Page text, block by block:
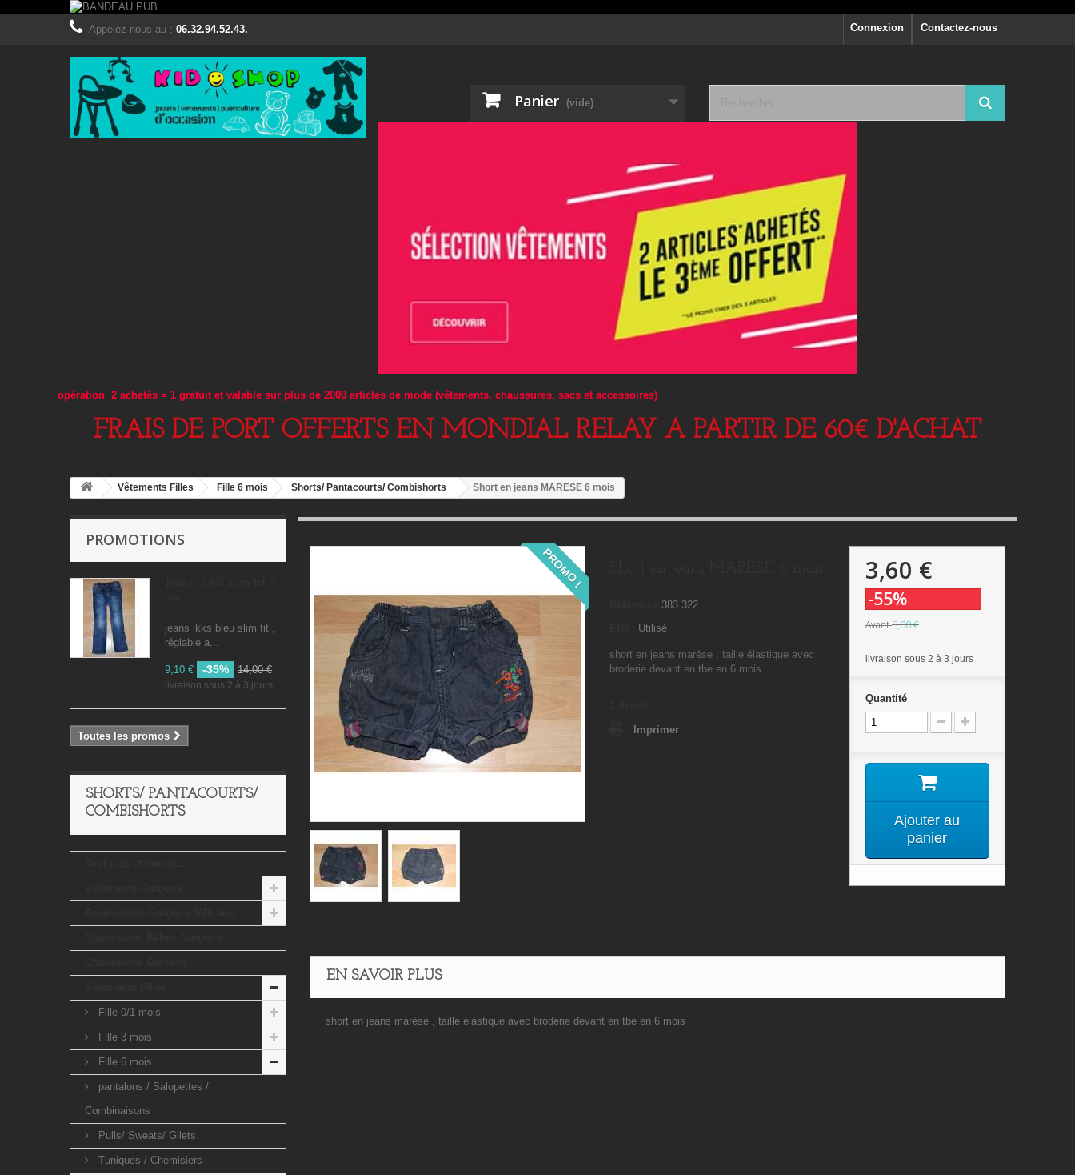
Contactez-nous
Appelez-nous au : 06.32.94.52.43. Connexion
Panier (vide)
opération 2 achetés = 1 gratuit et valable sur plus de 2000 articles de mode (vêtements, chaussures, sacs et accessoires)
FRAIS DE PORT OFFERTS EN MONDIAL RELAY A PARTIR DE 60€ D'ACHAT
Vêtements Filles Fille 6 mois Shorts/ Pantacourts/ Combishorts Short en jeans MARESE 6 mois
PROMOTIONS
jeans ikks bleu slim fit ,
réglable a...
9,10 € -35% 14,00 €
livraison sous 2 à 3 jours
Toutes les promos
SHORTS/ PANTACOURTS/
COMBISHORTS
Fille 0/1 mois
Fille 3 mois
Fille 6 mois
pantalons / Salopettes /
Combinaisons
Pulls/ Sweats/ Gilets
Tuniques / Chemisiers
PROMO !
383.322
Utilisé
short en jeans marése , taille élastique avec
broderie devant en tbe en 6 mois
Imprimer
3,60 €
-55%
Avant8,00 €
livraison sous 2 à 3 jours
Quantité
Ajouter au
panier
EN SAVOIR PLUS
short en jeans marése , taille élastique avec broderie devant en tbe en 6 mois